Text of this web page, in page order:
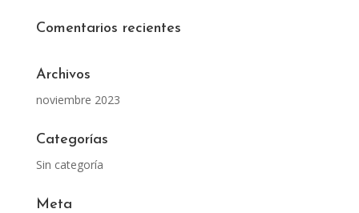
Comentarios recientes
Archivos
noviembre 2023
Categorías
Sin categoría
Meta